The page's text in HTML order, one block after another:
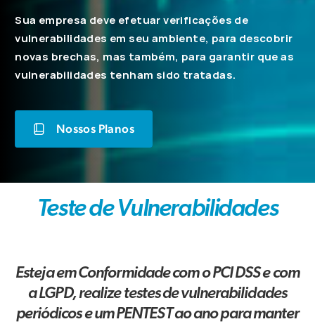
Sua empresa deve efetuar verificações de
vulnerabilidades em seu ambiente, para descobrir
novas brechas, mas também, para garantir que as
vulnerabilidades tenham sido tratadas.
Nossos Planos
Teste de Vulnerabilidades
Esteja em Conformidade com o PCI DSS e com
a LGPD, realize testes de vulnerabilidades
periódicos e um PENTEST ao ano para manter